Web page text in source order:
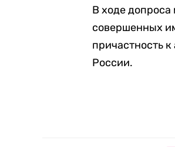
В ходе допроса
совершенных
причастность
России.